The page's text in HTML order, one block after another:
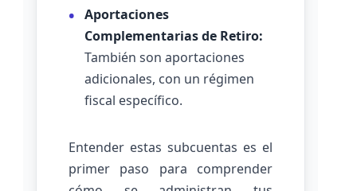
Aportaciones
Complementarias de Retiro:
También son aportaciones
adicionales, con un régimen
fiscal específico.
Entender estas subcuentas es el
primer paso para comprender